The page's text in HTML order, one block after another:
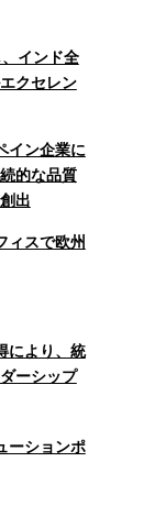
インド全
クセレン
イン企業に
的な品質
出
ィスで欧州
により、統
ーシップ
ーションポ